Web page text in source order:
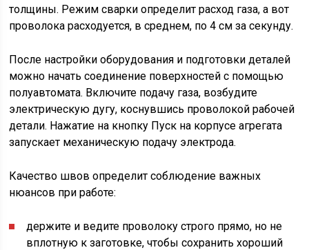
толщины. Режим сварки определит расход газа, а вот
проволока расходуется, в среднем, по 4 см за секунду.
После настройки оборудования и подготовки деталей
можно начать соединение поверхностей с помощью
полуавтомата. Включите подачу газа, возбудите
электрическую дугу, коснувшись проволокой рабочей
детали. Нажатие на кнопку Пуск на корпусе агрегата
запускает механическую подачу электрода.
Качество швов определит соблюдение важных
нюансов при работе:
держите и ведите проволоку строго прямо, но не
вплотную к заготовке, чтобы сохранить хороший